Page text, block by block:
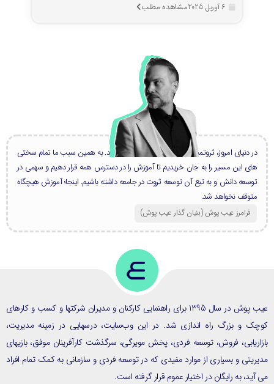
مشاهده مطلب
در دنیای امروز، ثروتمندان بزرگ، همه دانشمند هستند. به همین سبب ما تمام سختی
های این مسیر را به جان خریدیم تا آموزش را در دسترس همه قرار دهیم و سهمی در
توسعه دانش و به تبع آن توسعه ثروت در جامعه داشته باشیم. اینجا؛ آموزش هیچگاه
متوقف نخواهد شد.
فرامرز عیب پوش (بنیان گذار عیب پوش​)
عیب پوش در سال 1395 برای راهنمایی کارکنان و مدیران شرکتها و کسب و کارهای
و بزرگ راه اندازی شد. در این وب‌سایت، درسهایی در زمینه مدیریت،
فروش، توسعه فردی، پخش مویرگی، سرگذشت کارآفرینان موفق، بازیهای
و بسیاری از موارد مفیدی که در توسعه فردی و سازمانی به کمک تمام افراد
به رایگان در اختیار عموم قرار گرفته است.